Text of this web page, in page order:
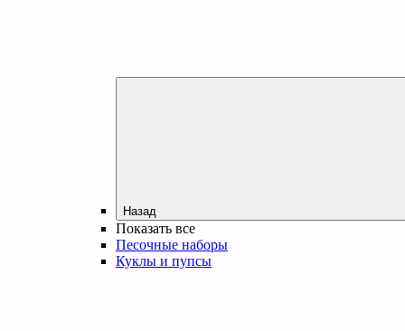
Назад
Показать все
Песочные наборы
Куклы и пупсы